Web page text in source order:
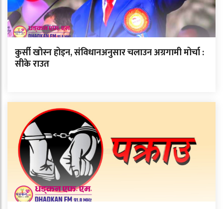
कुर्सी खोस्न होइन, संविधानअनुसार चलाउन अग्रगामी मोर्चा :
सीके राउत